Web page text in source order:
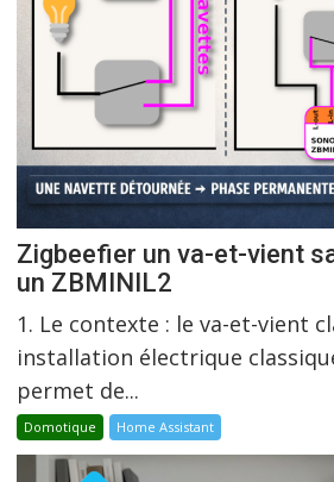
Zigbeefier un va-et-vient
un ZBMINIL2
1. Le contexte : le va-et-vient
installation électrique
permet de...
Domotique Home Assistant